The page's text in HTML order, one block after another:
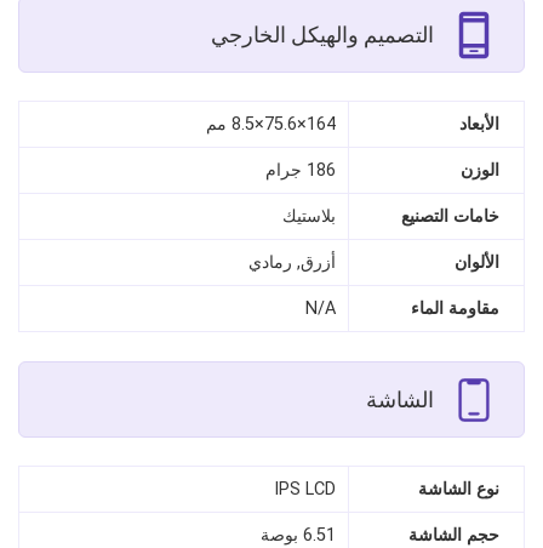
التصميم والهيكل الخارجي
الأبعاد 164×75.6×8.5 مم
الوزن 186 جرام
خامات التصنيع بلاستيك
الألوان أزرق, رمادي
مقاومة الماء N/A
الشاشة
نوع الشاشة IPS LCD
حجم الشاشة 6.51 بوصة